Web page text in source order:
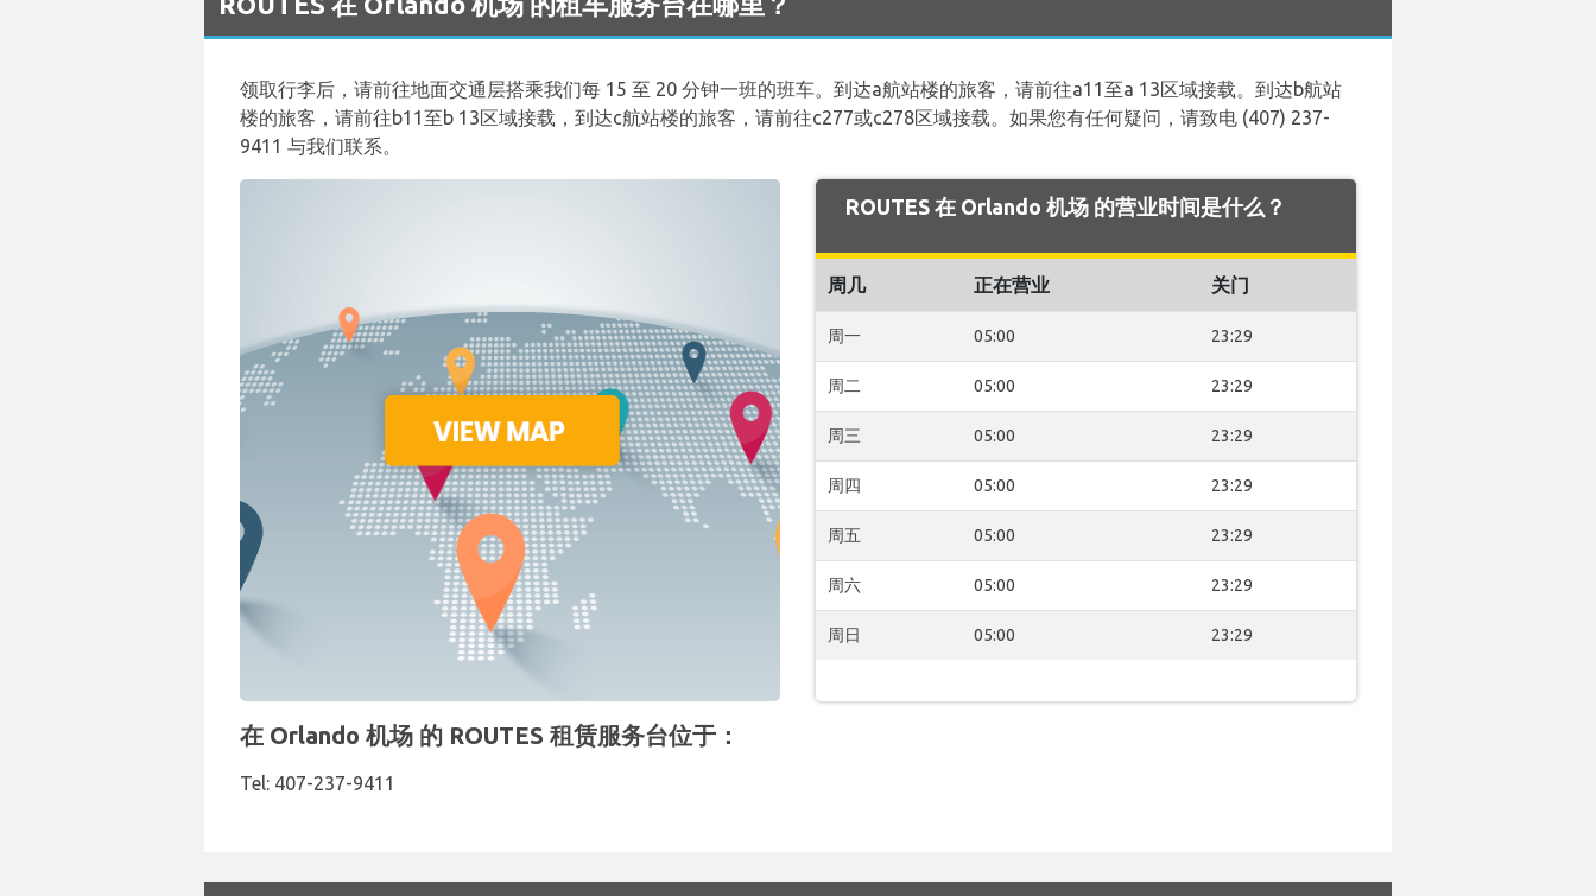
领取行李后，请前往地面交通层搭乘我们每 15 至 20 分钟一班的班车。到达a航站楼的旅客，请前往a11至a 13区域接载。到达b航站
楼的旅客，请前往b11至b 13区域接载，到达c航站楼的旅客，请前往c277或c278区域接载。如果您有任何疑问，请致电 (407) 237-
9411 与我们联系。
ROUTES 在 Orlando 机场 的营业时间是什么？
周几 正在营业 关门
周一 05:00 23:29
周二 05:00 23:29
周三 05:00 23:29
周四 05:00 23:29
周五 05:00 23:29
周六 05:00 23:29
周日 05:00 23:29
在 Orlando 机场 的 ROUTES 租赁服务台位于：
Tel: 407-237-9411